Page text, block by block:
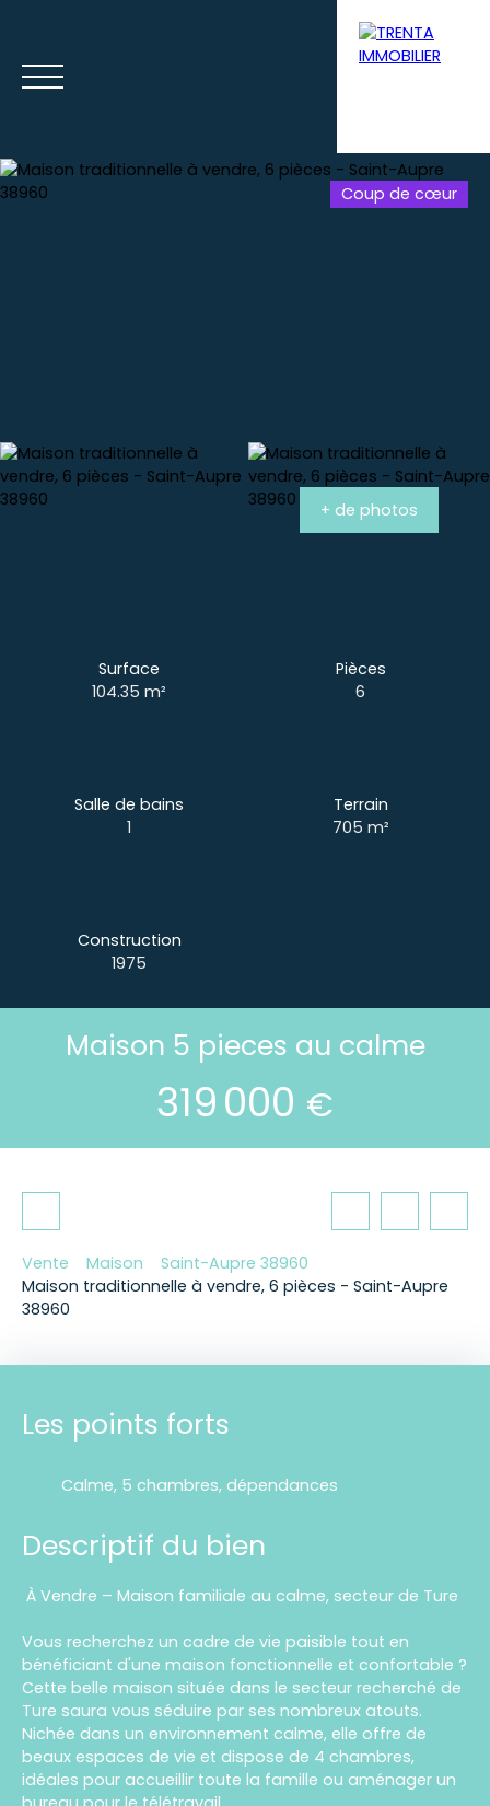
Coup de cœur
+ de photos
Surface
104.35m²
Pièces
6
Salle de bains
1
Terrain
705 m²
Construction
1975
Maison 5 pieces au calme
319 000 €
Vente Maison
Saint-Aupre 38960
Maison traditionnelle à vendre, 6 pièces - Saint-Aupre
38960
Les points forts
Calme, 5 chambres, dépendances
Descriptif du bien
À Vendre – Maison familiale au calme, secteur de Ture
Vous recherchez un cadre de vie paisible tout en
bénéficiant d'une maison fonctionnelle et confortable ?
Cette belle maison située dans le secteur recherché de
Ture saura vous séduire par ses nombreux atouts.
Nichée dans un environnement calme, elle offre de
beaux espaces de vie et dispose de 4 chambres,
idéales pour accueillir toute la famille ou aménager un